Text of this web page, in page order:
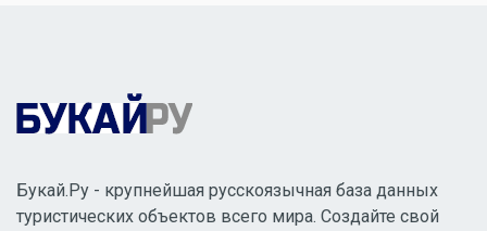
Букай.Ру - крупнейшая русскоязычная база данных
туристических объектов всего мира. Создайте свой